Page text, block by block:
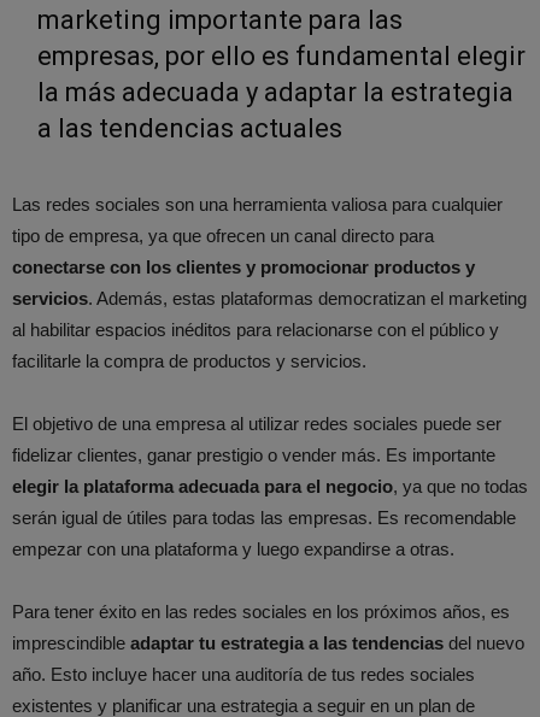
marketing importante para las
empresas, por ello es fundamental elegir
la más adecuada y adaptar la estrategia
a las tendencias actuales
Las redes sociales son una herramienta valiosa para cualquier
tipo de empresa, ya que ofrecen un canal directo para
conectarse con los clientes y promocionar productos y
servicios. Además, estas plataformas democratizan el marketing
al habilitar espacios inéditos para relacionarse con el público y
facilitarle la compra de productos y servicios.
El objetivo de una empresa al utilizar redes sociales puede ser
fidelizar clientes, ganar prestigio o vender más. Es importante
elegir la plataforma adecuada para el negocio, ya que no todas
serán igual de útiles para todas las empresas. Es recomendable
empezar con una plataforma y luego expandirse a otras.
Para tener éxito en las redes sociales en los próximos años, es
imprescindible adaptar tu estrategia a las tendencias del nuevo
año. Esto incluye hacer una auditoría de tus redes sociales
existentes y planificar una estrategia a seguir en un plan de